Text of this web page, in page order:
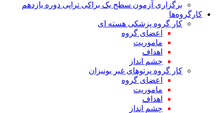
برگزاری آزمون سطح یک براکی تراپی دوره یازدهم
کارگروه‌ها
کار گروه پزشکی هسته ای
اعضای گروه
ماموریت
اهداف
چشم انداز
کار گروه پرتوهای غیر یونیزان
اعضای گروه
ماموریت
اهداف
چشم انداز